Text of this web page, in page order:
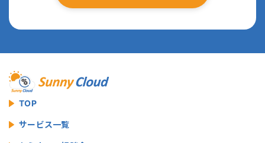
TOP
サービス一覧